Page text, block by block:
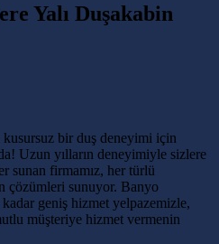
Yalı Duşakabin
kusursuz bir duş deneyimi için
Uzun yılların deneyimiyle sizlere
sunan firmamız, her türlü
çözümleri sunuyor. Banyo
geniş hizmet yelpazemizle,
müşteriye hizmet vermenin